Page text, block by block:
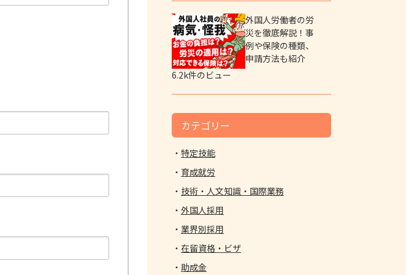
外国人労働者の労
災を徹底解説！事
例や保険の種類、
申請方法も紹介
6.2k件のビュー
カテゴリー
特定技能
育成就労
技術・人文知識・国際業務
外国人採用
業界別採用
在留資格・ビザ
助成金